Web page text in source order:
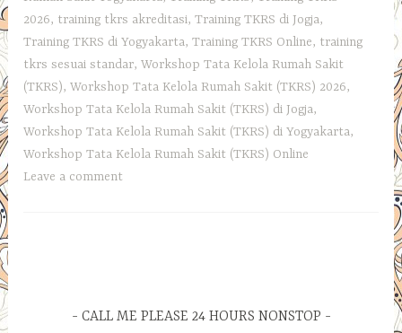
2026, training tkrs akreditasi,Training TKRS di Jogja,
Training TKRS di Yogyakarta,Training TKRS Online, training
tkrs sesuai standar,Workshop Tata Kelola Rumah Sakit
(TKRS),Workshop Tata Kelola Rumah Sakit (TKRS) 2026,
Workshop Tata Kelola Rumah Sakit (TKRS) di Jogja,
Workshop Tata Kelola Rumah Sakit (TKRS) di Yogyakarta,
Workshop Tata Kelola Rumah Sakit (TKRS) Online
Leave a comment
CALL ME PLEASE 24 HOURS NONSTOP